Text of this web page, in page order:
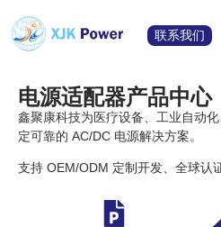
联系我们
电源适配器产品中心
鑫聚康科技为医疗设备、工业自动
定可靠的 AC/DC 电源解决方案。
支持 OEM/ODM 定制开发、全球认